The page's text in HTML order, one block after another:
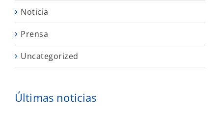
Noticia
Prensa
Uncategorized
Últimas noticias